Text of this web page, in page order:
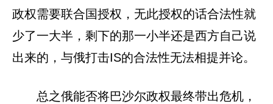
政权需要联合国授权，无此授权的话合法性就
少了一大半，剩下的那一小半还是西方自己说
出来的，与俄打击IS的合法性无法相提并论。
总之俄能否将巴沙尔政权最终带出危机，